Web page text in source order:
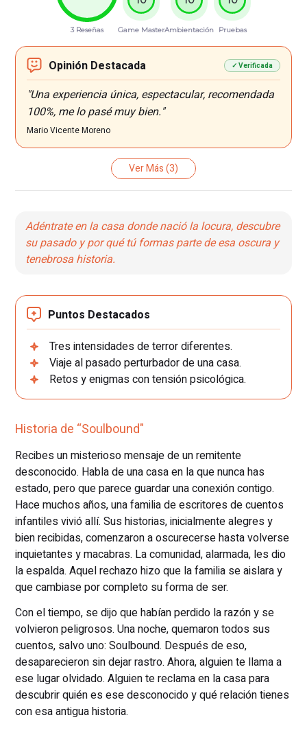
3 Reseñas Game MasterAmbientación Pruebas
Opinión Destacada ✓ Verificada
"Una experiencia única, espectacular, recomendada
100%, me lo pasé muy bien."
Mario Vicente Moreno
Ver Más(3)
Adéntrate en la casa donde nació la locura, descubre
su pasado y por qué tú formas parte de esa oscura y
tenebrosa historia.
Puntos Destacados
Tres intensidades de terror diferentes.
Viaje al pasado perturbador de una casa.
Retos y enigmas con tensión psicológica.
Historia de “Soulbound"
Recibes un misterioso mensaje de un remitente
desconocido. Habla de una casa en la que nunca has
estado, pero que parece guardar una conexión contigo.
Hace muchos años, una familia de escritores de cuentos
infantiles vivió allí. Sus historias, inicialmente alegres y
bien recibidas, comenzaron a oscurecerse hasta volverse
inquietantes y macabras. La comunidad, alarmada, les dio
la espalda. Aquel rechazo hizo que la familia se aislara y
que cambiase por completo su forma de ser.
Con el tiempo, se dijo que habían perdido la razón y se
volvieron peligrosos. Una noche, quemaron todos sus
cuentos, salvo uno: Soulbound. Después de eso,
desaparecieron sin dejar rastro. Ahora, alguien te llama a
ese lugar olvidado. Alguien te reclama en la casa para
descubrir quién es ese desconocido y qué relación tienes
con esa antigua historia.